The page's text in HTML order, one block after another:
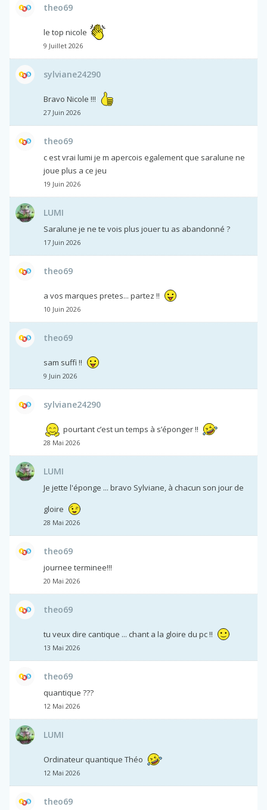
theo69
le top nicole
9 Juillet 2026
sylviane24290
Bravo Nicole !!!
27 Juin 2026
theo69
c est vrai lumi je m apercois egalement que saralune ne
joue plus a ce jeu
19 Juin 2026
LUMI
Saralune je ne te vois plus jouer tu as abandonné ?
17 Juin 2026
theo69
a vos marques pretes... partez !!
10 Juin 2026
theo69
sam suffi !!
9 Juin 2026
sylviane24290
pourtant c’est un temps à s’éponger !!
28 Mai 2026
LUMI
Je jette l'éponge ... bravo Sylviane, à chacun son jour de
gloire
28 Mai 2026
theo69
journee terminee!!!
20 Mai 2026
theo69
tu veux dire cantique ... chant a la gloire du pc !!
13 Mai 2026
theo69
quantique ???
12 Mai 2026
LUMI
Ordinateur quantique Théo
12 Mai 2026
theo69